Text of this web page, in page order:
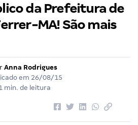
da Prefeitura de
MA! São mais
Anna Rodrigues
em 26/08/15
min. de leitura